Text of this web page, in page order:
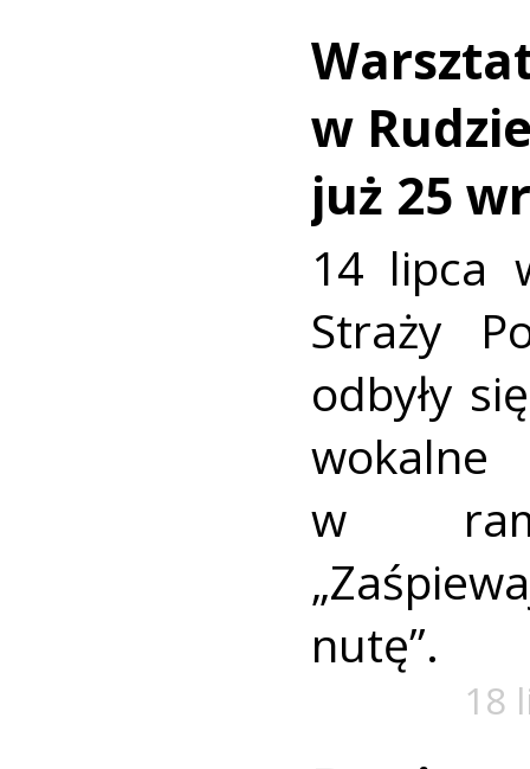
w
już 25
14 lipca
Straży
odbyły
w
nutę”.
18